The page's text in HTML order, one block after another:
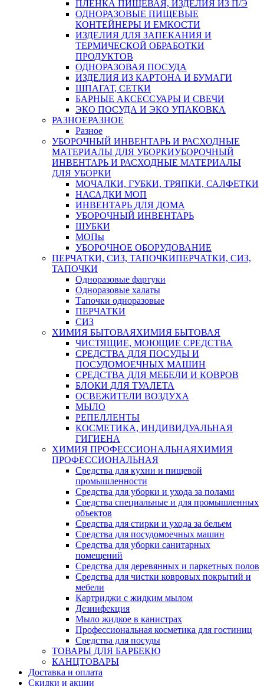
ПЛЕНКА ПИЩЕВАЯ, ИЗДЕЛИЯ ИЗ П/Э
ОДНОРАЗОВЫЕ ПИЩЕВЫЕ
КОНТЕЙНЕРЫ И ЕМКОСТИ
ИЗДЕЛИЯ ДЛЯ ЗАПЕКАНИЯ И
ТЕРМИЧЕСКОЙ ОБРАБОТКИ
ПРОДУКТОВ
ОДНОРАЗОВАЯ ПОСУДА
ИЗДЕЛИЯ ИЗ КАРТОНА И БУМАГИ
ШПАГАТ, СЕТКИ
БАРНЫЕ АКСЕССУАРЫ И СВЕЧИ
ЭКО ПОСУДА И ЭКО УПАКОВКА
РАЗНОЕРАЗНОЕ
Разное
УБОРОЧНЫЙ ИНВЕНТАРЬ И РАСХОДНЫЕ
МАТЕРИАЛЫ ДЛЯ УБОРКИУБОРОЧНЫЙ
ИНВЕНТАРЬ И РАСХОДНЫЕ МАТЕРИАЛЫ
ДЛЯ УБОРКИ
МОЧАЛКИ, ГУБКИ, ТРЯПКИ, САЛФЕТКИ
НАСАДКИ МОП
ИНВЕНТАРЬ ДЛЯ ДОМА
УБОРОЧНЫЙ ИНВЕНТАРЬ
ШУБКИ
МОПы
УБОРОЧНОЕ ОБОРУДОВАНИЕ
ПЕРЧАТКИ, СИЗ, ТАПОЧКИПЕРЧАТКИ, СИЗ,
ТАПОЧКИ
Одноразовые фартуки
Одноразовые халаты
Тапочки одноразовые
ПЕРЧАТКИ
СИЗ
ХИМИЯ БЫТОВАЯХИМИЯ БЫТОВАЯ
ЧИСТЯЩИЕ, МОЮЩИЕ СРЕДСТВА
СРЕДСТВА ДЛЯ ПОСУДЫ И
ПОСУДОМОЕЧНЫХ МАШИН
СРЕДСТВА ДЛЯ МЕБЕЛИ И КОВРОВ
БЛОКИ ДЛЯ ТУАЛЕТА
ОСВЕЖИТЕЛИ ВОЗДУХА
МЫЛО
РЕПЕЛЛЕНТЫ
КОСМЕТИКА, ИНДИВИДУАЛЬНАЯ
ГИГИЕНА
ХИМИЯ ПРОФЕССИОНАЛЬНАЯХИМИЯ
ПРОФЕССИОНАЛЬНАЯ
Средства для кухни и пищевой
промышленности
Средства для уборки и ухода за полами
Средства специальные и для промышленных
объектов
Средства для стирки и ухода за бельем
Средства для посудомоечных машин
Средства для уборки санитарных
помещений
Средства для деревянных и паркетных полов
Средства для чистки ковровых покрытий и
мебели
Картриджи с жидким мылом
Дезинфекция
Мыло жидкое в канистрах
Профессиональная косметика для гостиниц
Средства для посуды
ТОВАРЫ ДЛЯ БАРБЕКЮ
КАНЦТОВАРЫ
Доставка и оплата
Скидки и акции